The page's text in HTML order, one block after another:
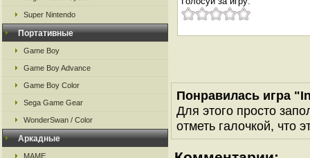
Super Nintendo
Портативные
Game Boy
Game Boy Advance
Game Boy Color
Sega Game Gear
WonderSwan / Color
Аркадные
MAME
Понравилась игра
Для этого просто
отметь галочкой, что